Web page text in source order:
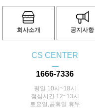
회사소개 공지사항
CS CENTER
ㅡ
1666-7336
평일 10시~18시
점심시간 12~13시
토요일,공휴일 휴무